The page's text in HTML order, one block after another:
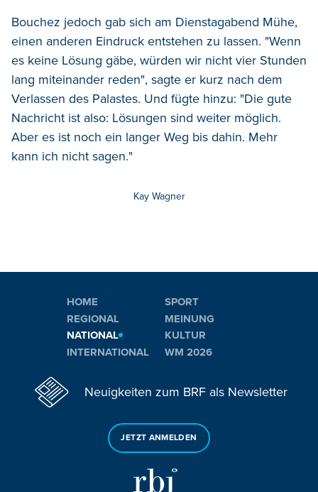
Bouchez jedoch gab sich am Dienstagabend Mühe,
einen anderen Eindruck entstehen zu lassen. "Wenn
es keine Lösung gäbe, würden wir nicht vier Stunden
lang miteinander reden", sagte er kurz nach dem
Verlassen des Palastes. Und fügte hinzu: "Die gute
Nachricht ist also: Lösungen sind weiter möglich.
Aber es ist noch ein langer Weg bis dahin. Mehr
kann ich nicht sagen."
Kay Wagner
HOME
REGIONAL
NATIONAL
INTERNATIONAL
SPORT
MEINUNG
KULTUR
WM 2026
Neuigkeiten zum BRF als Newsletter
JETZT ANMELDEN